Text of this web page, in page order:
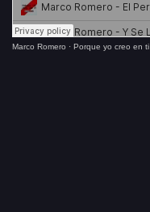
Marco Romero · Porque yo creo en ti